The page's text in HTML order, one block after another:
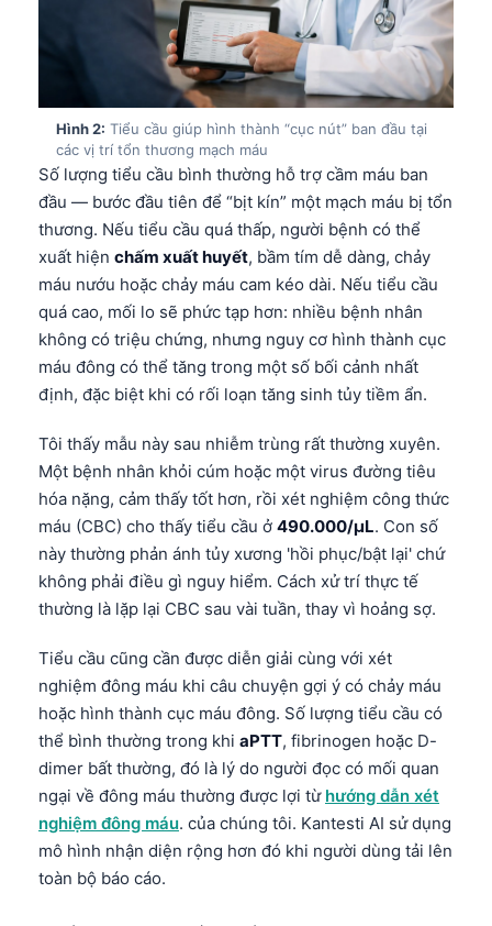
Hình 2: Tiểu cầu giúp hình thành “cục nút” ban đầu tại
các vị trí tổn thương mạch máu
Số lượng tiểu cầu bình thường hỗ trợ cầm máu ban
đầu — bước đầu tiên để “bịt kín” một mạch máu bị tổn
thương. Nếu tiểu cầu quá thấp, người bệnh có thể
xuất hiện chấm xuất huyết, bầm tím dễ dàng, chảy
máu nướu hoặc chảy máu cam kéo dài. Nếu tiểu cầu
quá cao, mối lo sẽ phức tạp hơn: nhiều bệnh nhân
không có triệu chứng, nhưng nguy cơ hình thành cục
máu đông có thể tăng trong một số bối cảnh nhất
định, đặc biệt khi có rối loạn tăng sinh tủy tiềm ẩn.
Tôi thấy mẫu này sau nhiễm trùng rất thường xuyên.
Một bệnh nhân khỏi cúm hoặc một virus đường tiêu
hóa nặng, cảm thấy tốt hơn, rồi xét nghiệm công thức
máu (CBC) cho thấy tiểu cầu ở 490.000/µL. Con số
này thường phản ánh tủy xương 'hồi phục/bật lại' chứ
không phải điều gì nguy hiểm. Cách xử trí thực tế
thường là lặp lại CBC sau vài tuần, thay vì hoảng sợ.
Tiểu cầu cũng cần được diễn giải cùng với xét
nghiệm đông máu khi câu chuyện gợi ý có chảy máu
hoặc hình thành cục máu đông. Số lượng tiểu cầu có
thể bình thường trong khi aPTT, fibrinogen hoặc D-
dimer bất thường, đó là lý do người đọc có mối quan
ngại về đông máu thường được lợi từ hướng dẫn xét
nghiệm đông máu. của chúng tôi. Kantesti AI sử dụng
mô hình nhận diện rộng hơn đó khi người dùng tải lên
toàn bộ báo cáo.